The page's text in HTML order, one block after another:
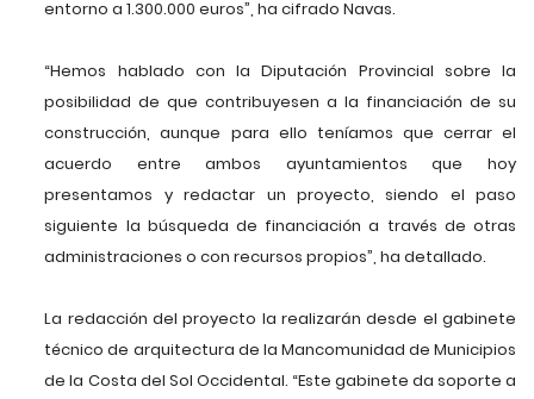
entorno a 1.300.000 euros”, ha cifrado Navas.
“Hemos hablado con la Diputación Provincial sobre la
posibilidad de que contribuyesen a la financiación de su
construcción, aunque para ello teníamos que cerrar el
acuerdo entre ambos ayuntamientos que hoy
presentamos y redactar un proyecto, siendo el paso
siguiente la búsqueda de financiación a través de otras
administraciones o con recursos propios”, ha detallado.
La redacción del proyecto la realizarán desde el gabinete
técnico de arquitectura de la Mancomunidad de Municipios
de la Costa del Sol Occidental. “Este gabinete da soporte a